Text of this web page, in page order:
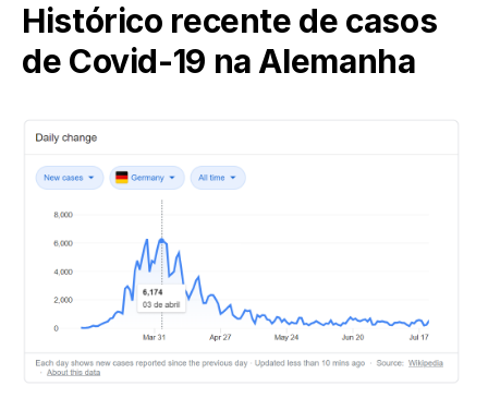
Histórico recente de casos
de Covid-19 na Alemanha